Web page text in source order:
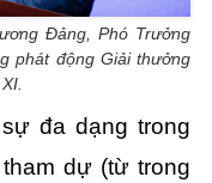
Đảng, Phó Trưởng
phát động Giải thưởng
đa dạng trong
dự (từ trong